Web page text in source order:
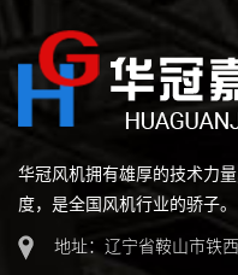
华冠风机拥有雄厚的技术力
度，是全国风机行业的骄子。
地址：辽宁省鞍山市铁